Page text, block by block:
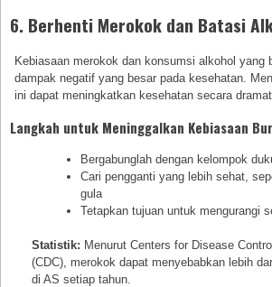
6. Berhenti Merokok dan Batasi
Kebiasaan merokok dan konsumsi alkohol yang
dampak negatif yang besar pada kesehatan.
ini dapat meningkatkan kesehatan secara
Langkah untuk Meninggalkan Kebiasaan
Bergabunglah dengan kelompok
Cari pengganti yang lebih sehat,
gula
Tetapkan tujuan untuk mengurangi
Statistik: Menurut Centers for Disease
(CDC), merokok dapat menyebabkan lebih
di AS setiap tahun.